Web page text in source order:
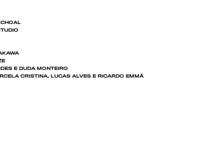
E DUDA MONTEIRO
CRISTINA, LUCAS ALVES E RICARDO EMMÃ